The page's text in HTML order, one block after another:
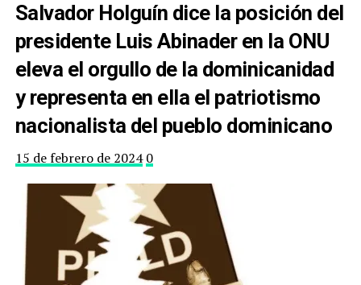
Salvador Holguín dice la posición del
presidente Luis Abinader en la ONU
eleva el orgullo de la dominicanidad
y representa en ella el patriotismo
nacionalista del pueblo dominicano
15 de febrero de 2024 0